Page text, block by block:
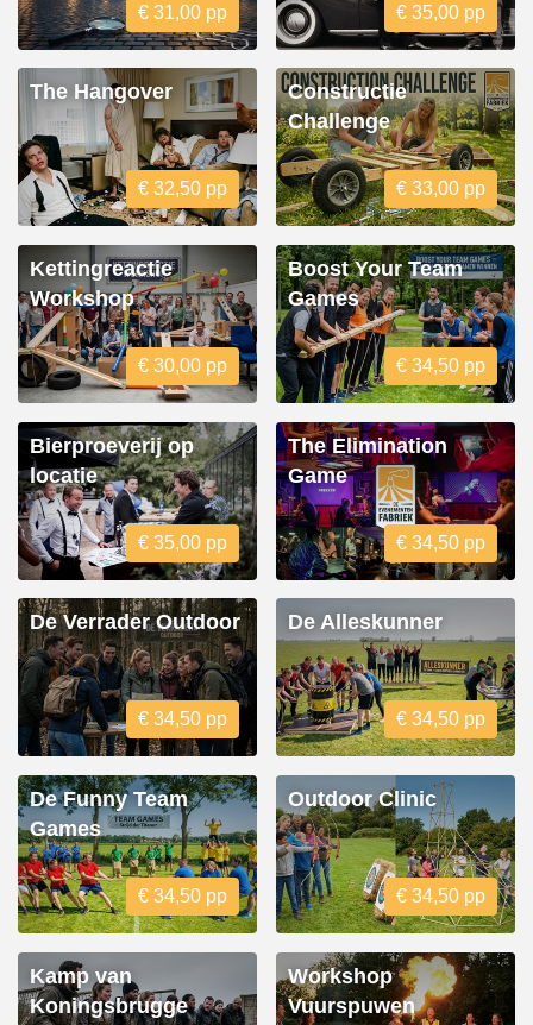
€ 31,00 pp € 35,00 pp
The Hangover
€ 32,50 pp
Constructie
Challenge
€ 33,00 pp
Kettingreactie
Workshop
€ 30,00 pp
Boost Your Team
Games
€ 34,50 pp
Bierproeverij op
locatie
€ 35,00 pp
The Elimination
Game
€ 34,50 pp
De Verrader Outdoor
€ 34,50 pp
De Alleskunner
€ 34,50 pp
De Funny Team
Games
€ 34,50 pp
Outdoor Clinic
€ 34,50 pp
Kamp van
Koningsbrugge
Workshop
Vuurspuwen